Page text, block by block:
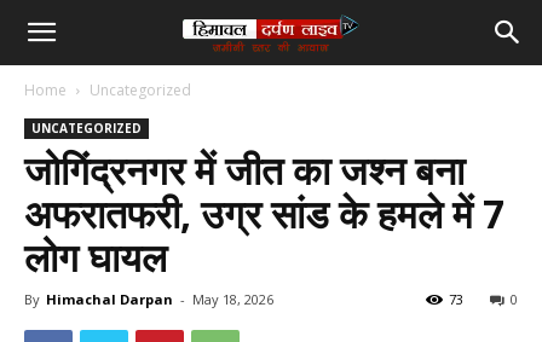
हिमाचल
लाइव
टीवी
Home Uncategorized
UNCATEGORIZED
जोगिंद्रनगर में जीत का जश्न बना
अफरातफरी, उग्र सांड के हमले में 7
लोग घायल
By Himachal Darpan - May 18, 2026 0
73